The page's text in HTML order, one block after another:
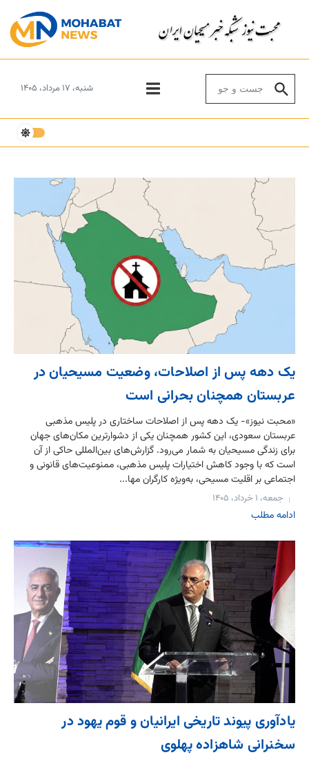
شنبه، ۱۷ مرداد، ۱۴۰۵
یک دهه پس از اصلاحات، وضعیت مسیحیان در
عربستان همچنان بحرانی است
«محبت نیوز»- یک دهه پس از اصلاحات ساختاری در پلیس مذهبی
عربستان سعودی، این کشور همچنان یکی از دشوارترین مکان‌های جهان
برای زندگی مسیحیان به شمار می‌رود. گزارش‌های بین‌المللی حاکی از آن
است که با وجود کاهش اختیارات پلیس مذهبی، ممنوعیت‌های قانونی و
اجتماعی بر اقلیت مسیحی، به‌ویژه کارگران مها...
جمعه، ۱ خرداد، ۱۴۰۵
ادامه مطلب
یادآوری پیوند تاریخی ایرانیان و قوم یهود در
سخنرانی شاهزاده پهلوی